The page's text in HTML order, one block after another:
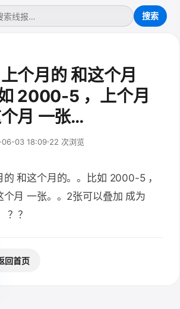
个月的 和这个月
2000-5 ，上个月
月 一张…
03 18:09 22 次浏览
的 和这个月的。。比如 2000-5 ，
个月 一张。。2张可以叠加 成为
？？
回首页